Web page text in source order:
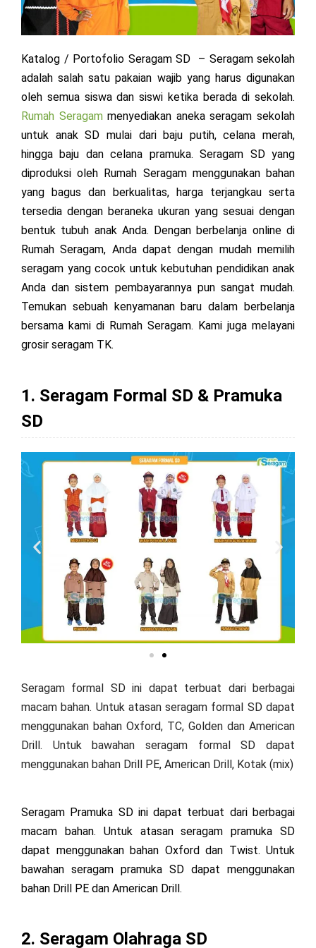
Katalog / Portofolio Seragam SD – Seragam sekolah
adalah salah satu pakaian wajib yang harus digunakan
oleh semua siswa dan siswi ketika berada di sekolah.
Rumah Seragammenyediakan aneka seragam sekolah
untuk anak SD mulai dari baju putih, celana merah,
hingga baju dan celana pramuka. Seragam SD yang
diproduksi oleh Rumah Seragam menggunakan bahan
yang bagus dan berkualitas, harga terjangkau serta
tersedia dengan beraneka ukuran yang sesuai dengan
bentuk tubuh anak Anda. Dengan berbelanja online di
Rumah Seragam, Anda dapat dengan mudah memilih
seragam yang cocok untuk kebutuhan pendidikan anak
Anda dan sistem pembayarannya pun sangat mudah.
Temukan sebuah kenyamanan baru dalam berbelanja
bersama kami di Rumah Seragam. Kami juga melayani
grosir seragam TK.
1. Seragam Formal SD & Pramuka
SD
Seragam formal SD ini dapat terbuat dari berbagai
macam bahan. Untuk atasan seragam formal SD dapat
menggunakan bahan Oxford, TC, Golden dan American
Drill. Untuk bawahan seragam formal SD dapat
menggunakan bahan Drill PE, American Drill, Kotak (mix)
Seragam Pramuka SD ini dapat terbuat dari berbagai
macam bahan. Untuk atasan seragam pramuka SD
dapat menggunakan bahan Oxford dan Twist. Untuk
bawahan seragam pramuka SD dapat menggunakan
bahan Drill PE dan American Drill.
2. Seragam Olahraga SD